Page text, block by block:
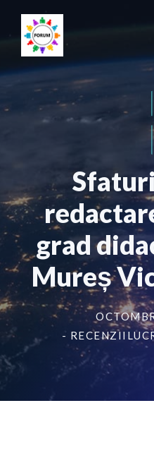
conținut
grad
Mureș
-